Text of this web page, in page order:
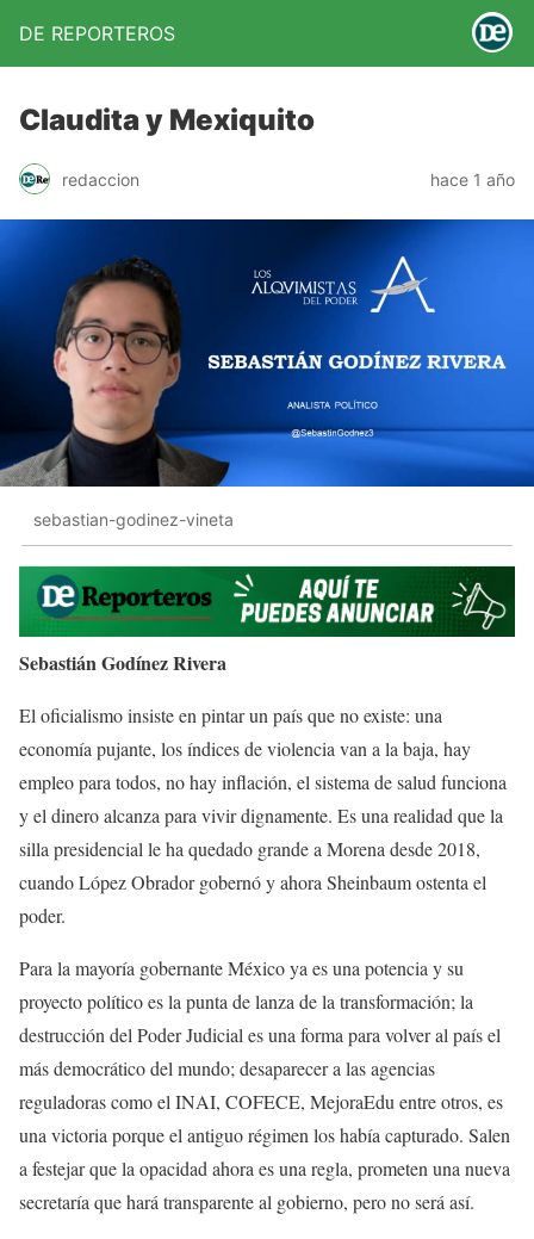
DE REPORTEROS
Claudita y Mexiquito
redaccion hace 1 año
sebastian-godinez-vineta
Sebastián Godínez Rivera
El oficialismo insiste en pintar un país que no existe: una
economía pujante, los índices de violencia van a la baja, hay
empleo para todos, no hay inflación, el sistema de salud funciona
y el dinero alcanza para vivir dignamente. Es una realidad que la
silla presidencial le ha quedado grande a Morena desde 2018,
cuando López Obrador gobernó y ahora Sheinbaum ostenta el
poder.
Para la mayoría gobernante México ya es una potencia y su
proyecto político es la punta de lanza de la transformación; la
destrucción del Poder Judicial es una forma para volver al país el
más democrático del mundo; desaparecer a las agencias
reguladoras como el INAI, COFECE, MejoraEdu entre otros, es
una victoria porque el antiguo régimen los había capturado. Salen
a festejar que la opacidad ahora es una regla, prometen una nueva
secretaría que hará transparente al gobierno, pero no será así.